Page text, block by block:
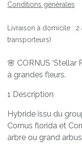
Conditions générales
Livraison à domicile :
transporteurs)
🌸 CORNUS ‘Stellar
à grandes fleurs.
1 Description
Hybride issu du
Cornus florida et
arbre ou grand